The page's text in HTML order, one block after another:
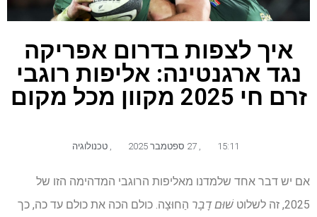
איך לצפות בדרום אפריקה
נגד ארגנטינה: אליפות רוגבי
זרם חי 2025 מקוון מכל מקום
15:11 טכנולוגיה
אם יש דבר אחד שלמדנו מאליפות הרוגבי המדהימה הזו של
2025, זה לשלוט
שׁוּם דָבָר הַחוּצָה. כולם הכה את כולם עד כה, כך